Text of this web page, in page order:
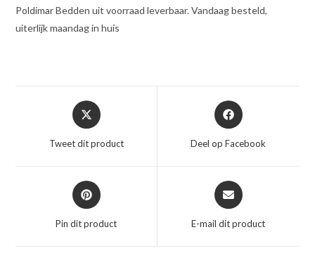
Poldimar Bedden uit voorraad leverbaar. Vandaag besteld,
uiterlijk maandag in huis
Opent
in
nieuw
Tweet dit product
Opent
in
nieuw
Deel op Facebook
Opent
in
nieuw
Pin dit product
Opent
in
nieuw
E-mail dit product